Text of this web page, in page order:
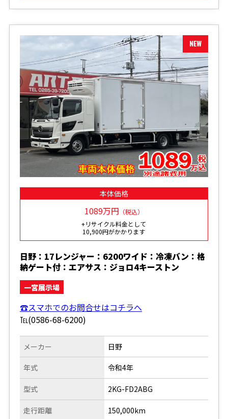
本体価格
1089万円 （税込）
+リサイクル料金として
10,900円がかかります
日野：17レンジャー：6200ワイド：冷凍バン：格
納ゲート付：エアサス：ジョロ4キーストン
一宮展示場
☎スマホでのお問合せはコチラへ
℡(0586-68-6200)
メーカー
年式
型式
走行距離
日野
令和4年
2KG-FD2ABG
150,000km